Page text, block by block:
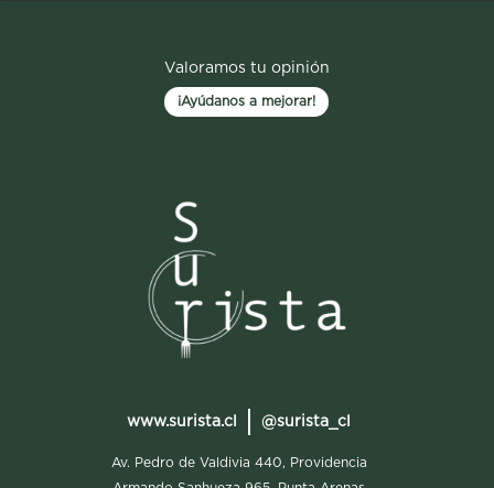
Valoramos tu opinión
¡Ayúdanos a mejorar!
www.surista.cl @surista_cl
Av. Pedro de Valdivia 440, Providencia